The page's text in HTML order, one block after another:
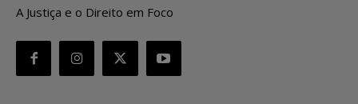
A Justiça e o Direito em Foco